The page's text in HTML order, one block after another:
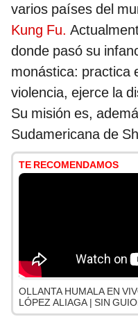
varios países del
Kung Fu.
donde pasó su
monástica: practica
violencia, ejerce la
Su misión es,
Sudamericana de
TE RECOMENDAMOS
OLLANTA HUMALA EN
LÓPEZ ALIAGA | SIN